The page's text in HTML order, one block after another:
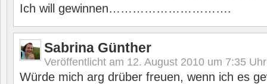
Ich will gewinnen………………………….
Sabrina Günther
Veröffentlicht am 12. August 2010 um 7:35 Uhr
Würde mich arg drüber freuen, wenn ich es